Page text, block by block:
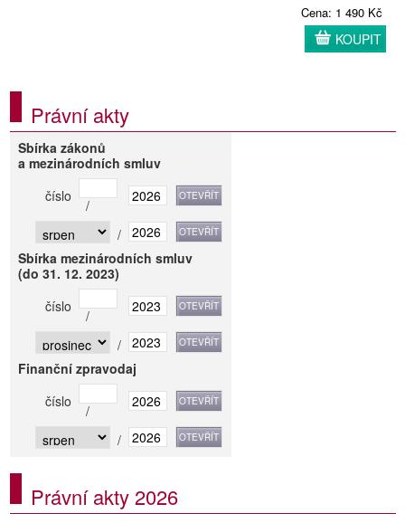
Cena: 1 490 Kč
KOUPIT
Právní akty
Sbírka zákonů
a mezinárodních smluv
číslo
/
/
Sbírka mezinárodních smluv
(do 31. 12. 2023)
číslo
/
/
Finanční zpravodaj
číslo
/
/
Právní akty 2026